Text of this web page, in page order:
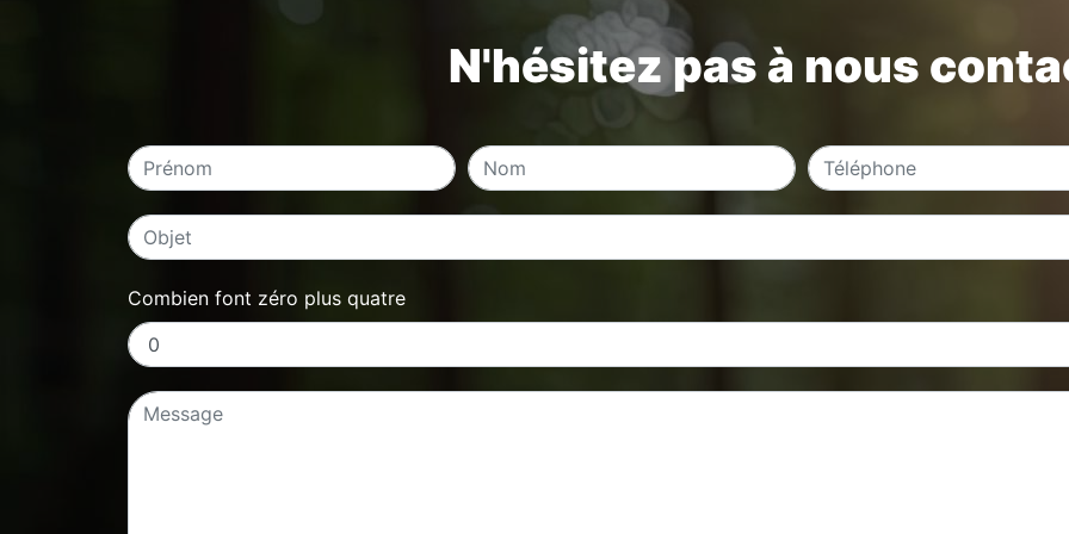
N'hésitez pas à nous
Combien font zéro plus quatre